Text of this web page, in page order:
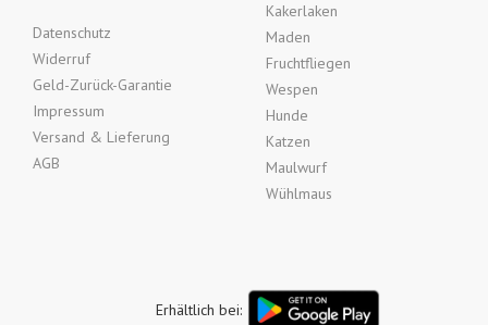
Datenschutz
Widerruf
Geld-Zurück-Garantie
Impressum
Versand & Lieferung
AGB
Kakerlaken
Maden
Fruchtfliegen
Wespen
Hunde
Katzen
Maulwurf
Wühlmaus
Erhältlich bei: